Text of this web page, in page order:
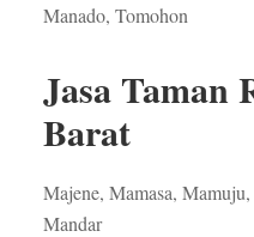
Manado, Tomohon
Jasa Taman
Barat
Majene, Mamasa,
Mandar